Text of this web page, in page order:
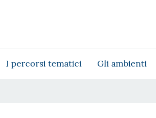
I percorsi tematici Gli ambienti